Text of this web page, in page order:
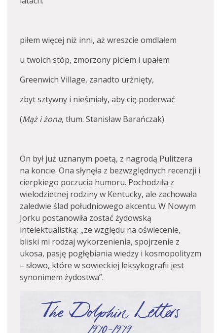
piłem więcej niż inni, aż wreszcie omdlałem
u twoich stóp, zmorzony piciem i upałem
Greenwich Village, zanadto urżnięty,
zbyt sztywny i nieśmiały, aby cię poderwać
(Mąż i żona, tłum. Stanisław Barańczak)
On był już uznanym poetą, z nagrodą Pulitzera
na koncie. Ona słynęła z bezwzględnych recenzji i
cierpkiego poczucia humoru. Pochodziła z
wielodzietnej rodziny w Kentucky, ale zachowała
zaledwie ślad południowego akcentu. W Nowym
Jorku postanowiła zostać żydowską
intelektualistką: „ze względu na oświecenie,
bliski mi rodzaj wykorzenienia, spojrzenie z
ukosa, pasję pogłębiania wiedzy i kosmopolityzm
– słowo, które w sowieckiej leksykografii jest
synonimem żydostwa”.